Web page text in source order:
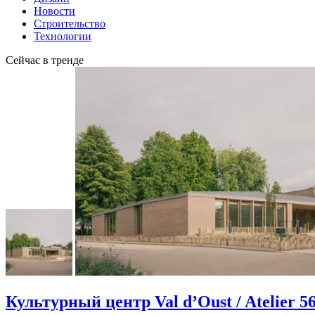
Новости
Строительство
Технологии
Сейчас в тренде
Культурный центр Val d’Oust / Atelier